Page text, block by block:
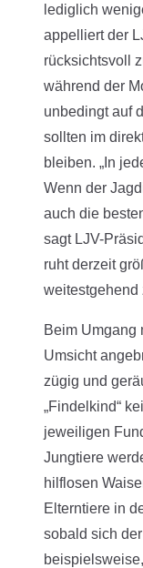
lediglich
appelliert der
rücksichtsvoll
während der
unbedingt auf
sollten im
bleiben. „In
Wenn der
auch die
sagt LJV-
ruht derzeit
weitestgehend
Beim Umgang
Umsicht
zügig und
„Findelkind“
jeweiligen
Jungtiere
hilflosen
Elterntiere in
sobald sich